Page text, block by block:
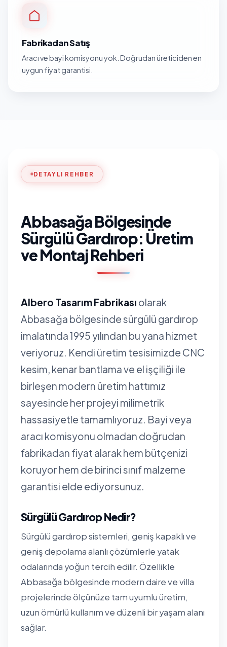
Fabrikadan Satış
Aracı ve bayi komisyonu yok. Doğrudan üreticiden en
uygun fiyat garantisi.
DETAYLI REHBER
Abbasağa Bölgesinde
Sürgülü Gardırop: Üretim
ve Montaj Rehberi
Albero Tasarım Fabrikası olarak
Abbasağa bölgesinde sürgülü gardırop
imalatında 1995 yılından bu yana hizmet
veriyoruz. Kendi üretim tesisimizde CNC
kesim, kenar bantlama ve el işçiliği ile
birleşen modern üretim hattımız
sayesinde her projeyi milimetrik
hassasiyetle tamamlıyoruz. Bayi veya
aracı komisyonu olmadan doğrudan
fabrikadan fiyat alarak hem bütçenizi
koruyor hem de birinci sınıf malzeme
garantisi elde ediyorsunuz.
Sürgülü Gardırop Nedir?
Sürgülü gardırop sistemleri, geniş kapaklı ve
geniş depolama alanlı çözümlerle yatak
odalarında yoğun tercih edilir. Özellikle
Abbasağa bölgesinde modern daire ve villa
projelerinde ölçünüze tam uyumlu üretim,
uzun ömürlü kullanım ve düzenli bir yaşam alanı
sağlar.